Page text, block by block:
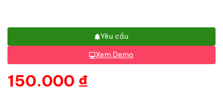
Yêu cầu
Xem Demo
150.000 ₫